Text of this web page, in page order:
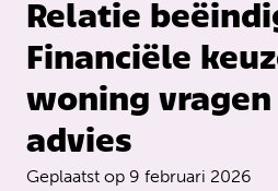
Relatie
Financiële
woning vragen
advies
Geplaatst op 9 februari 2026